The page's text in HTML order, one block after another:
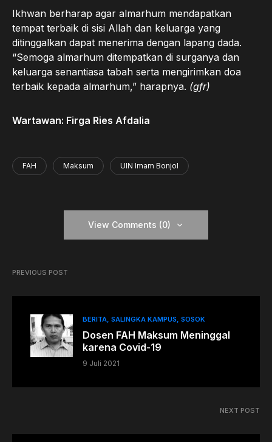
Ikhwan berharap agar almarhum mendapatkan
tempat terbaik di sisi Allah dan keluarga yang
ditinggalkan dapat menerima dengan lapang dada.
“Semoga almarhum ditempatkan di surganya dan
keluarga senantiasa tabah serta mengirimkan doa
terbaik kepada almarhum,” harapnya. (gfr)
Wartawan: Firga Ries Afdalia
FAH Maksum UIN Imam Bonjol
View Comments (0)
PREVIOUS POST
BERITA SALINGKA KAMPUS SOSOK
Dosen FAH Maksum Meninggal
karena Covid-19
9 Juli 2021
NEXT POST